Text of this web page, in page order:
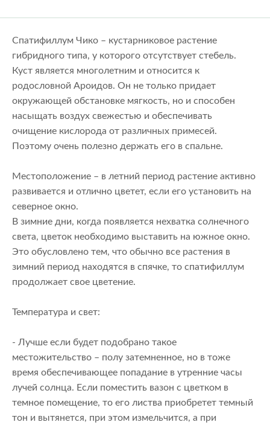
Спатифиллум Чико – кустарниковое растение
гибридного типа, у которого отсутствует стебель.
Куст является многолетним и относится к
родословной Ароидов. Он не только придает
окружающей обстановке мягкость, но и способен
насыщать воздух свежестью и обеспечивать
очищение кислорода от различных примесей.
Поэтому очень полезно держать его в спальне.
Местоположение – в летний период растение активно
развивается и отлично цветет, если его установить на
северное окно.
В зимние дни, когда появляется нехватка солнечного
света, цветок необходимо выставить на южное окно.
Это обусловлено тем, что обычно все растения в
зимний период находятся в спячке, то спатифиллум
продолжает свое цветение.
Температура и свет:
- Лучше если будет подобрано такое
местожительство – полу затемненное, но в тоже
время обеспечивающее попадание в утренние часы
лучей солнца. Если поместить вазон с цветком в
темное помещение, то его листва приобретет темный
тон и вытянется, при этом измельчится, а при